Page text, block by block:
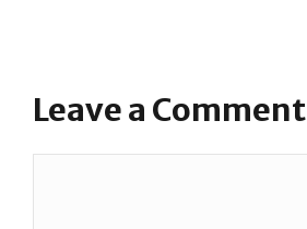
Leave a Comment